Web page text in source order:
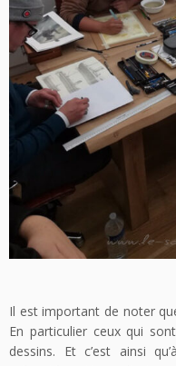
Il est important de noter
En particulier ceux qui
dessins. Et c’est ainsi